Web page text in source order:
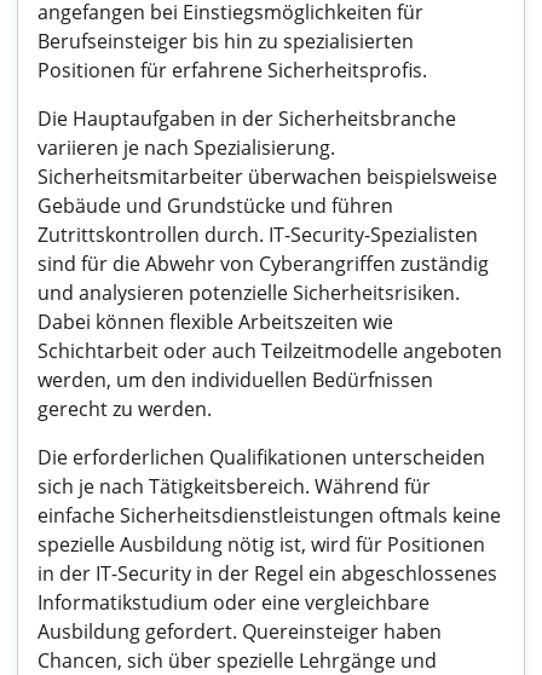
angefangen bei Einstiegsmöglichkeiten für
Berufseinsteiger bis hin zu spezialisierten
Positionen für erfahrene Sicherheitsprofis.
Die Hauptaufgaben in der Sicherheitsbranche
variieren je nach Spezialisierung.
Sicherheitsmitarbeiter überwachen beispielsweise
Gebäude und Grundstücke und führen
Zutrittskontrollen durch. IT-Security-Spezialisten
sind für die Abwehr von Cyberangriffen zuständig
und analysieren potenzielle Sicherheitsrisiken.
Dabei können flexible Arbeitszeiten wie
Schichtarbeit oder auch Teilzeitmodelle angeboten
werden, um den individuellen Bedürfnissen
gerecht zu werden.
Die erforderlichen Qualifikationen unterscheiden
sich je nach Tätigkeitsbereich. Während für
einfache Sicherheitsdienstleistungen oftmals keine
spezielle Ausbildung nötig ist, wird für Positionen
in der IT-Security in der Regel ein abgeschlossenes
Informatikstudium oder eine vergleichbare
Ausbildung gefordert. Quereinsteiger haben
Chancen, sich über spezielle Lehrgänge und